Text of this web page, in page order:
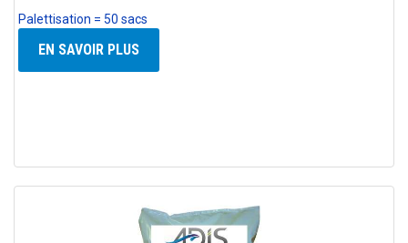
Palettisation = 50 sacs
EN SAVOIR PLUS